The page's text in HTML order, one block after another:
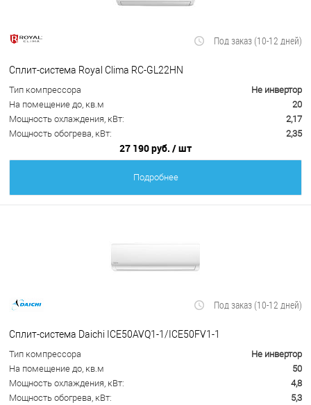
Под заказ (10-12 дней)
Сплит-система Royal Clima RC-GL22HN
Тип компрессора
Не инвертор
На помещение до, кв.м
20
Мощность охлаждения, кВт:
2,17
Мощность обогрева, кВт:
2,35
27 190 руб. / шт
Подробнее
Под заказ (10-12 дней)
Сплит-система Daichi ICE50AVQ1-1/ICE50FV1-1
Тип компрессора
Не инвертор
На помещение до, кв.м
50
Мощность охлаждения, кВт:
4,8
Мощность обогрева, кВт:
5,3